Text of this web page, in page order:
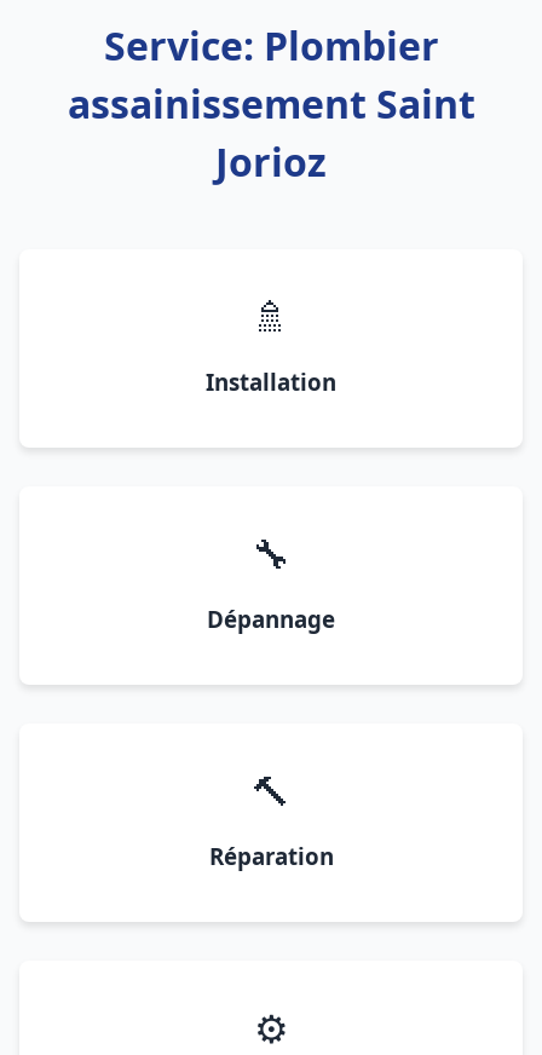
Service: Plombier
assainissement Saint
Jorioz
🚿
Installation
🔧
Dépannage
🔨
Réparation
⚙️